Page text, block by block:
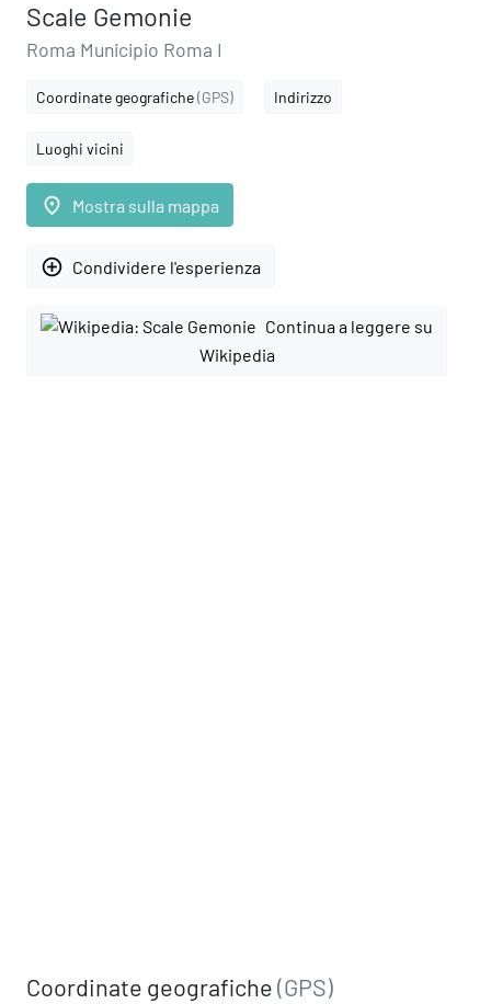
Scale Gemonie
Roma Municipio Roma I
Coordinate geografiche(GPS) Indirizzo
Luoghi vicini
place Mostra sulla mappa
add_circle_outline Condividere l'esperienza
Continua a leggere su
Wikipedia
Coordinate geografiche(GPS)